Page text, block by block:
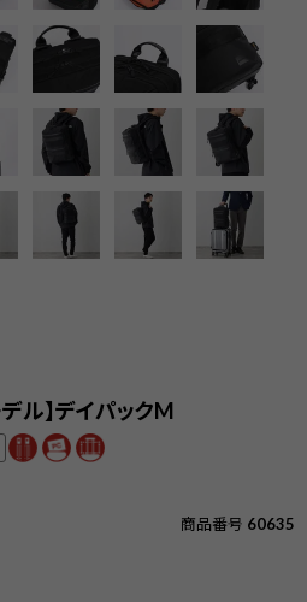
ル】デイパックM
商品番号 60635